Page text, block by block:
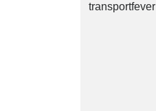
transportfever